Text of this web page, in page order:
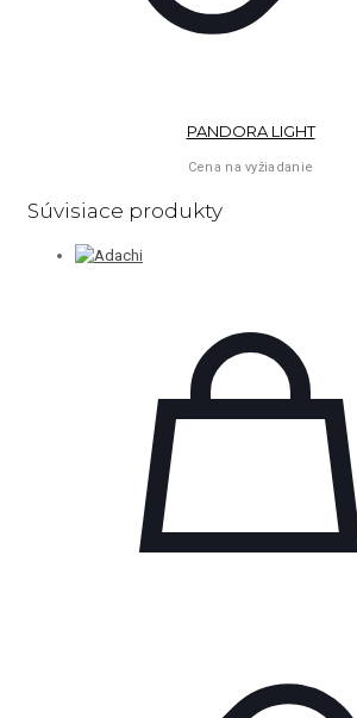
PANDORA LIGHT
Cena na vyžiadanie
Súvisiace produkty